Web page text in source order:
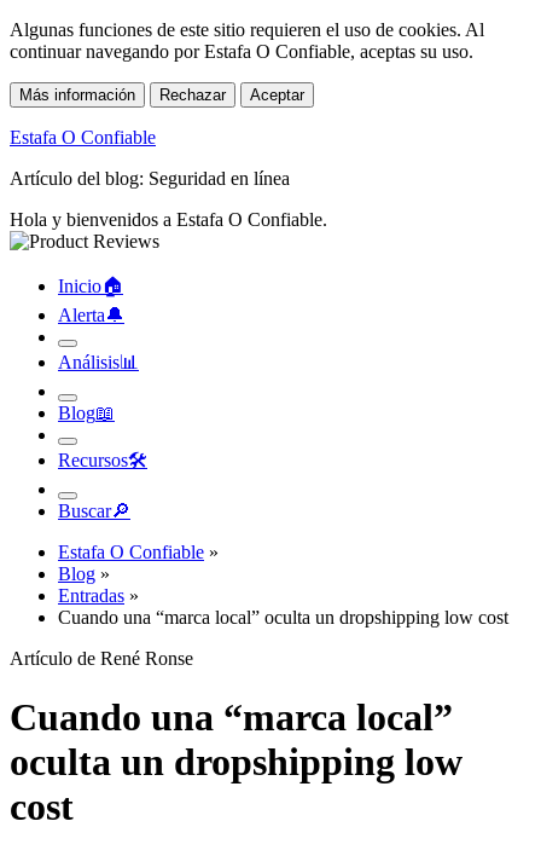
Algunas funciones de este sitio requieren el uso de cookies. Al
continuar navegando por Estafa O Confiable, aceptas su uso.
Más información Rechazar Aceptar
Estafa O Confiable
Artículo del blog: Seguridad en línea
Hola y bienvenidos a Estafa O Confiable.
Inicio🏠︎
Alerta🔔︎
Análisis📊︎
Blog📖︎
Recursos🛠︎
Buscar🔎︎
Estafa O Confiable »
Blog »
Entradas »
Cuando una “marca local” oculta un dropshipping low cost
Artículo de René Ronse
Cuando una “marca local”
oculta un dropshipping low
cost